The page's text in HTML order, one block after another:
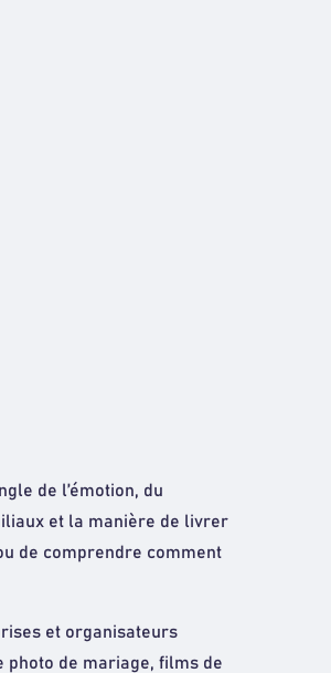
de l’émotion, du
et la manière de livrer
de comprendre comment
et organisateurs
photo de mariage, films de